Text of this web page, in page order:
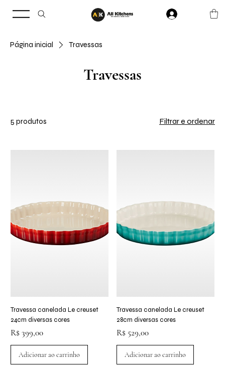
Página inicial Travessas
Travessas
5 produtos Filtrar e ordenar
Travessa canelada Le creuset
24cm diversas cores
Preço
R$ 399,00
Adicionar ao carrinho
Travessa canelada Le creuset
28cm diversas cores
Preço
R$ 529,00
Adicionar ao carrinho